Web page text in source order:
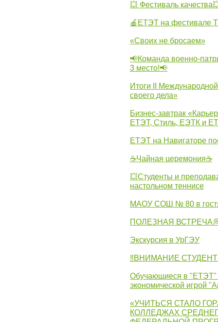
💥 Фестиваль
🍎ЕТЭТ на фестивале
«Своих не бросаем»
📢Команда военно-
3 место!📢
Итоги II
своего дела»
Бизнес-завтрак
ЕТЭТ, Стиль, ЕЭТК и
ЕТЭТ на Навигаторе
☕Чайная церемония☕
💥Студенты и
настольном теннисе
МАОУ СОШ № 80 в
ПОЛЕЗНАЯ
Экскурсия в УрГЭУ
‼ВНИМАНИЕ
Обучающиеся в "ЕТЭТ"
экономической игрой
«УЧИТЬСЯ СТАЛО
КОЛЛЕДЖАХ